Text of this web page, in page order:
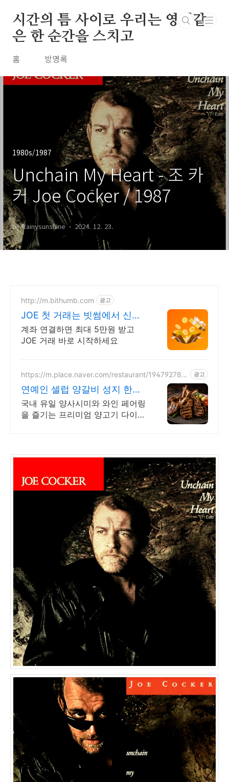
시간의 틈 사이로 우리는 영원같
은 한 순간을 스치고
홈 방명록
1980s/1987
Unchain My Heart - 조 카
커 Joe Cocker / 1987
by Rainysunshine 2024. 12. 23.
http://m.bithumb.com 광고
JOE 첫 거래는 빗썸에서 신규
가입 시 5만원 혜택
계좌 연결하면 최대 5만원 받고
JOE 거래 바로 시작하세요
https://m.place.naver.com/restaurant/194792781
광고
연예인 셀럽 양갈비 성지 한남
동 단체모임 고급 양갈비
국내 유일 양사시미와 와인 페어링
을 즐기는 프리미엄 양고기 다이닝